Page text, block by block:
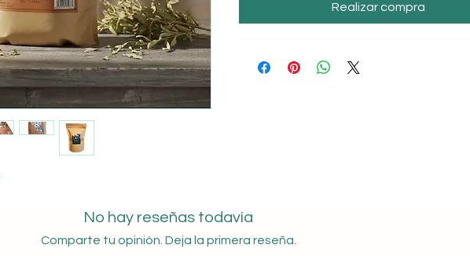
Realizar compra
No hay reseñas todavía
Comparte tu opinión. Deja la primera reseña.